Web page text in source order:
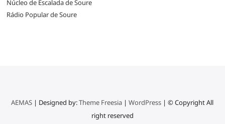
Núcleo de Escalada de Soure
Rádio Popular de Soure
AEMAS | Designed by:Theme Freesia |WordPress | © Copyright All
right reserved